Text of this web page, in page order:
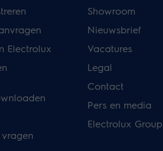
Electrolux
Showroom
Nieuwsbrief
Vacatures
Legal
Contact
Pers en media
Electrolux Group